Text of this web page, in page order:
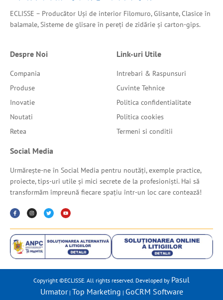
ECLISSE – Producător Uși de interior Filomuro, Glisante, Clasice în
balamale, Sisteme de glisare în pereți de zidărie și carton-gips.
Despre Noi
Compania
Produse
Inovatie
Noutati
Retea
Link-uri Utile
Intrebari & Raspunsuri
Cuvinte Tehnice
Politica confidentialitate
Politica cookies
Termeni si conditii
Social Media
Urmărește-ne în Social Media pentru noutăți, exemple practice,
proiecte, tips-uri utile și mici secrete de la profesioniști. Hai să
transformăm împreună fiecare spațiu într-un loc care contează!
Copyright ©ECLISSE. All rights reserved. Developed by Pasul
Urmator| Top Marketing | GoCRM Software